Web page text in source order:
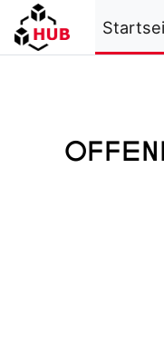
Zum Hauptinhalt